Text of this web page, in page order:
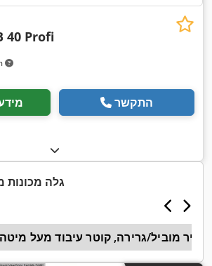
40 Profi
התקשר
גלה מכונות
מוביל/גרירה, קוטר עיבוד מעל מיטה 400–499